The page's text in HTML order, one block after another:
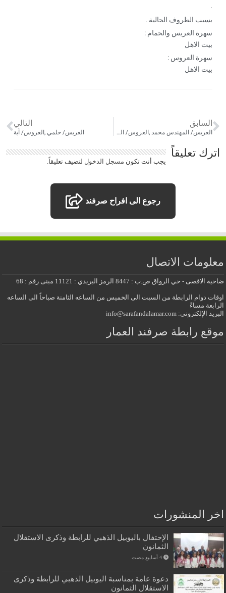
.
بسبب الظروف الحالية .
سهرة العريس والحمام :
بيت الاهل
سهرة العروس :
بيت الاهل
السابق
العريس/ المهندس محمد ,العروس/ المهندسه الاء
التالي
العريس/ حلمي ,العروس/ آية
اترك تعليقاً
يجب أنت تكون مسجل الدخول لتضيف تعليقاً.
رجوع الى افراح صرفند
معلومات الاتصال
ضاحية الاقصى - حي الرواق ص.ب : 8447 الرمز البريدي : 11121 مبنى رقم : 68
اوقات دوام الرابطة من السبت الى الخميس من الساعه الثامنة صباحاً الى الساعه
الرابعة مساءً
البريد الإلكتروني: info@sarafandalamar.com
موقع رابطة صرفند العمار
اخر المنشورات
الإحتفال باليوبيل الذهبي للرابطة وذكرى الاستقلال
الثمانون
‏4 أسابيع مضت
دعوة عامة بمناسبة اليوبيل الذهبي للرابطة وذكرى
الاستقلال الثمانون